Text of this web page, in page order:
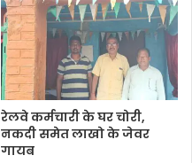
रेलवे कर्मचारी के घर चोरी,
नकदी समेत लाखो के जेवर
गायब